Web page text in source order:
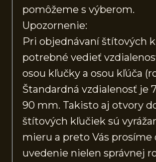
pomôžeme s výberom.
Upozornenie:
Pri objednávaní štítových
potrebné vedieť
osou kľučky a osou kľúča
Štandardná vzdialenosť je
90 mm. Takisto aj otvory
štítových kľučiek sú
mieru a preto Vás prosíme
uvedenie nielen správnej